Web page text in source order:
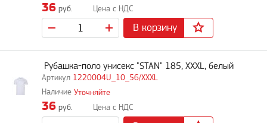
36 руб.
В корзину
1220004U_10_56/XXXL
Рубашка-поло унисекс "STAN" 185, XXXL, белый
Уточняйте
36 руб.